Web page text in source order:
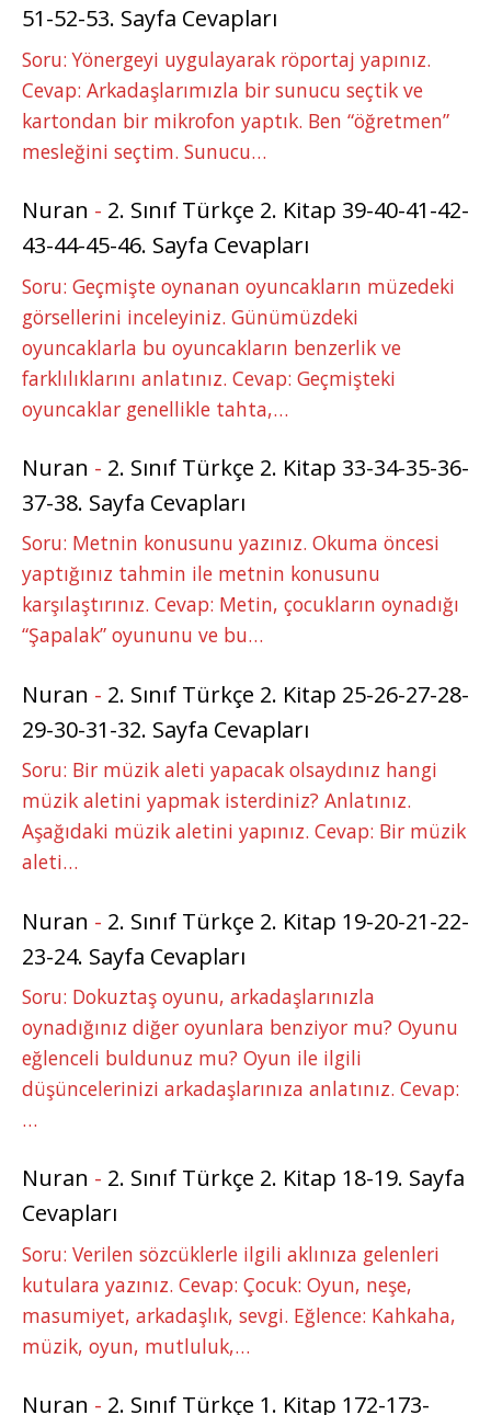
51-52-53. Sayfa Cevapları
Soru: Yönergeyi uygulayarak röportaj yapınız.
Cevap: Arkadaşlarımızla bir sunucu seçtik ve
kartondan bir mikrofon yaptık. Ben “öğretmen”
mesleğini seçtim. Sunucu…
Nuran - 2. Sınıf Türkçe 2. Kitap 39-40-41-42-
43-44-45-46. Sayfa Cevapları
Soru: Geçmişte oynanan oyuncakların müzedeki
görsellerini inceleyiniz. Günümüzdeki
oyuncaklarla bu oyuncakların benzerlik ve
farklılıklarını anlatınız. Cevap: Geçmişteki
oyuncaklar genellikle tahta,…
Nuran - 2. Sınıf Türkçe 2. Kitap 33-34-35-36-
37-38. Sayfa Cevapları
Soru: Metnin konusunu yazınız. Okuma öncesi
yaptığınız tahmin ile metnin konusunu
karşılaştırınız. Cevap: Metin, çocukların oynadığı
“Şapalak” oyununu ve bu…
Nuran - 2. Sınıf Türkçe 2. Kitap 25-26-27-28-
29-30-31-32. Sayfa Cevapları
Soru: Bir müzik aleti yapacak olsaydınız hangi
müzik aletini yapmak isterdiniz? Anlatınız.
Aşağıdaki müzik aletini yapınız. Cevap: Bir müzik
aleti…
Nuran - 2. Sınıf Türkçe 2. Kitap 19-20-21-22-
23-24. Sayfa Cevapları
Soru: Dokuztaş oyunu, arkadaşlarınızla
oynadığınız diğer oyunlara benziyor mu? Oyunu
eğlenceli buldunuz mu? Oyun ile ilgili
düşüncelerinizi arkadaşlarınıza anlatınız. Cevap:
…
Nuran - 2. Sınıf Türkçe 2. Kitap 18-19. Sayfa
Cevapları
Soru: Verilen sözcüklerle ilgili aklınıza gelenleri
kutulara yazınız. Cevap: Çocuk: Oyun, neşe,
masumiyet, arkadaşlık, sevgi. Eğlence: Kahkaha,
müzik, oyun, mutluluk,…
Nuran - 2. Sınıf Türkçe 1. Kitap 172-173-